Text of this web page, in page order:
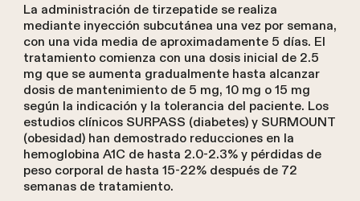
La administración de tirzepatide se realiza
mediante inyección subcutánea una vez por semana,
con una vida media de aproximadamente 5 días. El
tratamiento comienza con una dosis inicial de 2.5
mg que se aumenta gradualmente hasta alcanzar
dosis de mantenimiento de 5 mg, 10 mg o 15 mg
según la indicación y la tolerancia del paciente. Los
estudios clínicos SURPASS (diabetes) y SURMOUNT
(obesidad) han demostrado reducciones en la
hemoglobina A1C de hasta 2.0-2.3% y pérdidas de
peso corporal de hasta 15-22% después de 72
semanas de tratamiento.